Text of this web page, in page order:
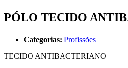
PÓLO TECIDO
Categorias: Profissões
TECIDO ANTIBACTERIANO